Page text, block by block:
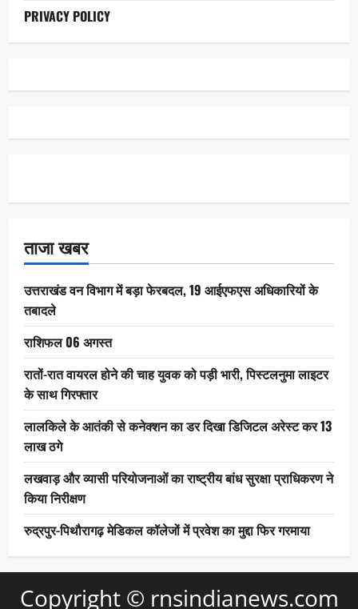
PRIVACY POLICY
ताजा खबर
उत्तराखंड वन विभाग में बड़ा फेरबदल, 19 आईएफएस अधिकारियों के
तबादले
राशिफल 06 अगस्त
रातों-रात वायरल होने की चाह युवक को पड़ी भारी, पिस्टलनुमा लाइटर
के साथ गिरफ्तार
लालकिले के आतंकी से कनेक्शन का डर दिखा डिजिटल अरेस्ट कर 13
लाख ठगे
लखवाड़ और व्यासी परियोजनाओं का राष्ट्रीय बांध सुरक्षा प्राधिकरण ने
किया निरीक्षण
रुद्रपुर-पिथौरागढ़ मेडिकल कॉलेजों में प्रवेश का मुद्दा फिर गरमाया
Copyright © rnsindianews.com